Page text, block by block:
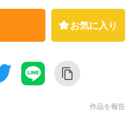
お気に入り
作品を報告